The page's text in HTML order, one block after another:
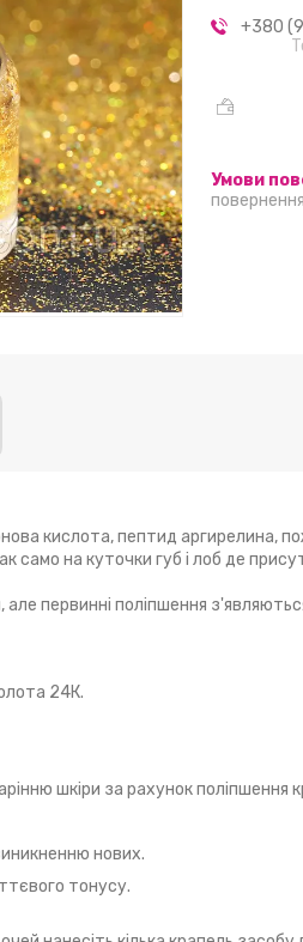
+380
кислота, пептид аргирелина,
само на куточки губ і лоб де
первинні поліпшення
24К.
шкіри за рахунок поліпшення
нових.
тонусу.